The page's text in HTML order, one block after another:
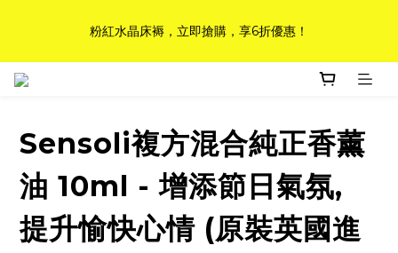
98842008！
粉紅水晶床褥，立即搶購，享6折優惠！
如需訂造特別尺寸床褥，請聯繫海馬牌Outlet客服 WhatsApp
Sensoli複方混合純正香薰
油 10ml - 增添節日氣氛,
提升愉快心情 (原裝英國進